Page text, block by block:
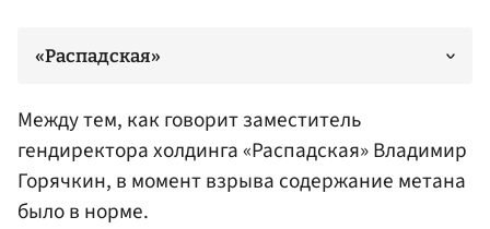
«Распадская»
Между тем, как говорит заместитель
гендиректора холдинга «Распадская»Владимир
Горячкин, в момент взрыва содержание метана
было в норме.